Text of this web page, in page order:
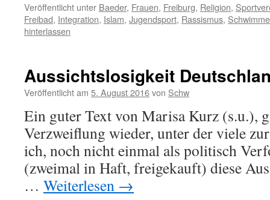
Veröffentlicht unter Baeder, Frauen, Freiburg, Religion,
Freibad, Integration, Islam, Jugendsport, Rassismus,
hinterlassen
Aussichtslosigkeit
Veröffentlicht am 5. August 2016von Schw
Ein guter Text von Marisa Kurz (s.u.),
Verzweiflung wieder, unter der viele
ich, noch nicht einmal als politisch
(zweimal in Haft, freigekauft) diese
… Weiterlesen →